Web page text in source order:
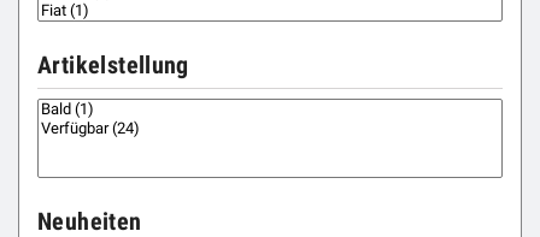
Artikelstellung
Neuheiten